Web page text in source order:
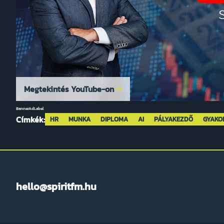
Megtekintés YouTube-on
BannerAdLabel
Címkék: HR MUNKA DIPLOMA AI PÁLYAKEZDŐ
hello@spiritfm.hu